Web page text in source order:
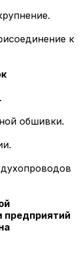
к
обшивки.
предприятий